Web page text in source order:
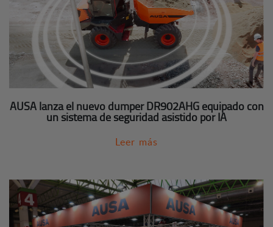
AUSA lanza el nuevo dumper DR902AHG equipado con
un sistema de seguridad asistido por IA
Leer más